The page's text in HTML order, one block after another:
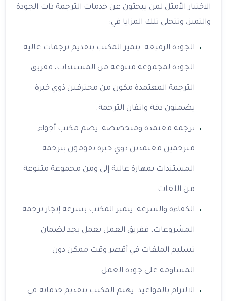
الاختيار الأمثل لمن يبحثون عن خدمات الترجمة ذات الجودة
والتميز، وتتجلى تلك المزايا في:
الجودة الرفيعة: يتميز المكتب بتقديم ترجمات عالية
الجودة لمجموعة متنوعة من المستندات، ففريق
الترجمة المعتمدة مكون من محترفين ذوي خبرة
يضمنون دقة واتقان الترجمة.
ترجمة معتمدة ومتخصصة: يضم مكتب أجواء
مترجمين معتمدين ذوي خبرة يقومون بترجمة
المستندات بمهارة عالية إلى ومن مجموعة متنوعة
من اللغات.
الكفاءة والسرعة: يتميز المكتب بسرعة إنجاز ترجمة
المشروعات، ففريق العمل يعمل بجد لضمان
تسليم الملفات في أقصر وقت ممكن دون
المساومة على جودة العمل.
الالتزام بالمواعيد: يهتم المكتب بتقديم خدماته في